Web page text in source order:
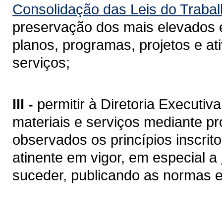
Consolidação das Leis do
preservação dos mais
planos, programas, projetos e
serviços;
III - permitir à Diretoria
materiais e serviços mediante
observados os princípios
atinente em vigor, em especial a
suceder, publicando as normas